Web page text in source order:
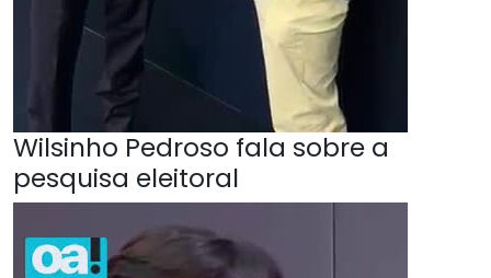
Wilsinho Pedroso fala sobre a
pesquisa eleitoral